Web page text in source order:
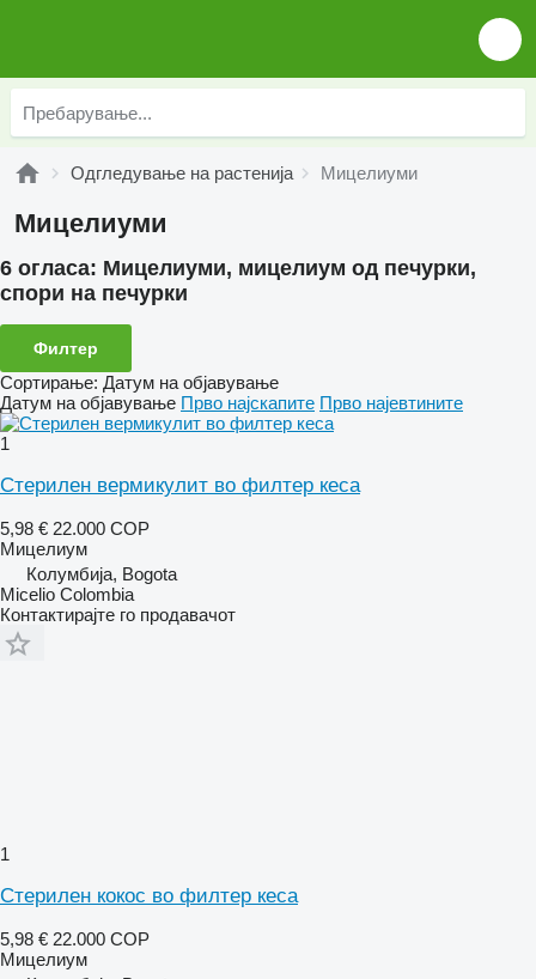
Одгледување на растенија Мицелиуми
Мицелиуми
6 огласа: Мицелиуми, мицелиум од печурки,
спори на печурки
Филтер
Сортирање: Датум на објавување
Датум на објавување Прво најскапите Прво најевтините
1
Стерилен вермикулит во филтер кеса
5,98 € 22.000 COP
Мицелиум
Колумбија, Bogota
Micelio Colombia
Контактирајте го продавачот
1
Стерилен кокос во филтер кеса
5,98 € 22.000 COP
Мицелиум